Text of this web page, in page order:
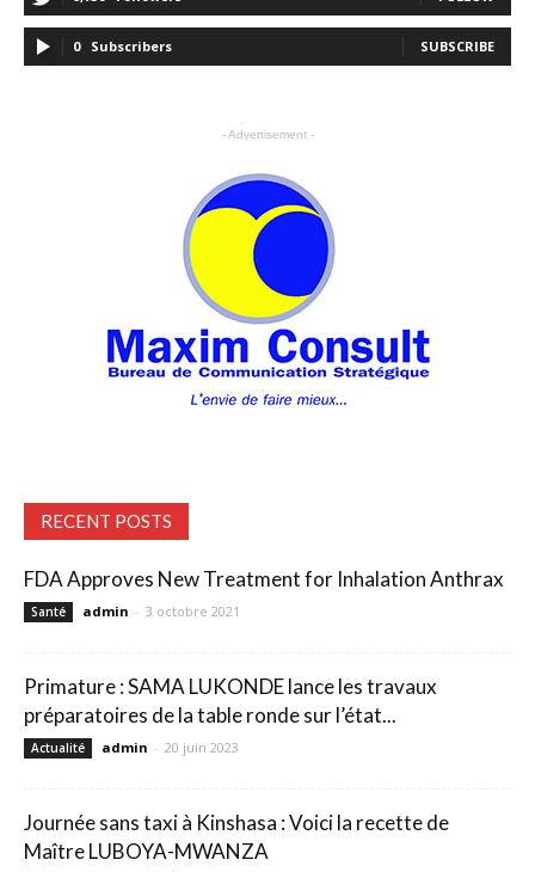
0 Subscribers SUBSCRIBE
- Advertisement -
RECENT POSTS
FDA Approves New Treatment for Inhalation Anthrax
Santé admin - 3 octobre 2021
Primature : SAMA LUKONDE lance les travaux
préparatoires de la table ronde sur l’état...
Actualité admin - 20 juin 2023
Journée sans taxi à Kinshasa : Voici la recette de
Maître LUBOYA-MWANZA